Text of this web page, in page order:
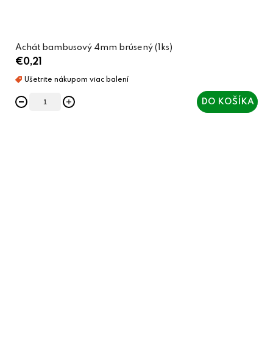
Achát bambusový 4mm brúsený (1ks)
€0,21
DO KOŠÍKA